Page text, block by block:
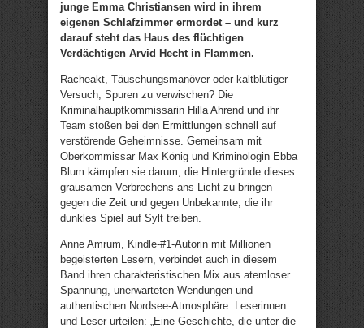
junge Emma Christiansen wird in ihrem
eigenen Schlafzimmer ermordet – und kurz
darauf steht das Haus des flüchtigen
Verdächtigen Arvid Hecht in Flammen.
Racheakt, Täuschungsmanöver oder kaltblütiger
Versuch, Spuren zu verwischen? Die
Kriminalhauptkommissarin Hilla Ahrend und ihr
Team stoßen bei den Ermittlungen schnell auf
verstörende Geheimnisse. Gemeinsam mit
Oberkommissar Max König und Kriminologin Ebba
Blum kämpfen sie darum, die Hintergründe dieses
grausamen Verbrechens ans Licht zu bringen –
gegen die Zeit und gegen Unbekannte, die ihr
dunkles Spiel auf Sylt treiben.
Anne Amrum, Kindle-#1-Autorin mit Millionen
begeisterten Lesern, verbindet auch in diesem
Band ihren charakteristischen Mix aus atemloser
Spannung, unerwarteten Wendungen und
authentischen Nordsee-Atmosphäre. Leserinnen
und Leser urteilen: „Eine Geschichte, die unter die